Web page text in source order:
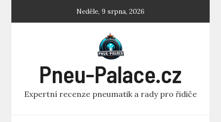
Neděle, 9 srpna, 2026
Pneu-Palace.cz
Expertní recenze pneumatik a rady pro řidiče